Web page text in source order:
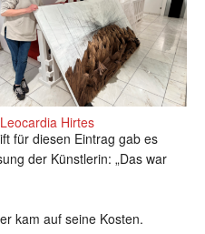
Hirtes
für diesen Eintrag gab es
der Künstlerin: „Das war
kam auf seine Kosten.